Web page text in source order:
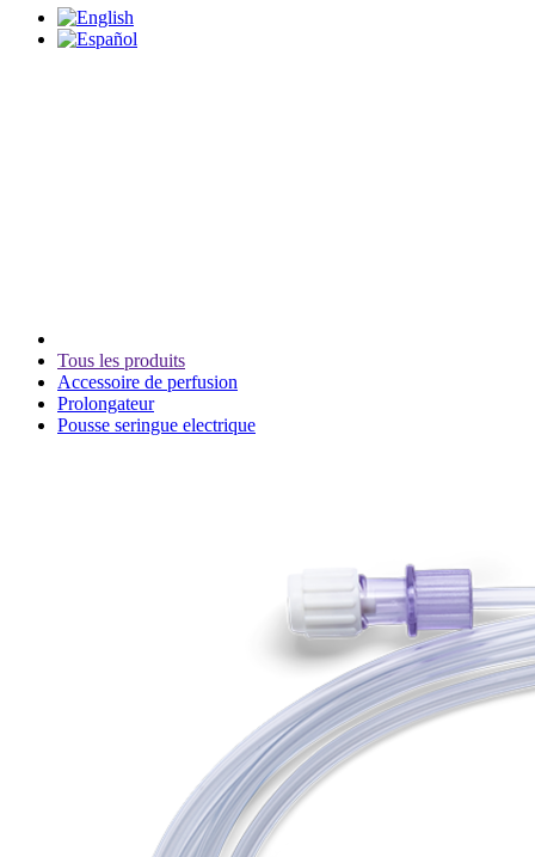
Tous les produits
Accessoire de perfusion
Prolongateur
Pousse seringue electrique